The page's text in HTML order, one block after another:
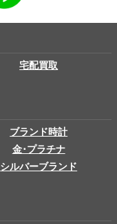
宅配買取
ブランド時計
金･プラチナ
シルバーブランド